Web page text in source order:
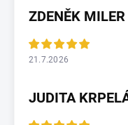
ZDENĚK MILER
21.7.2026
JUDITA